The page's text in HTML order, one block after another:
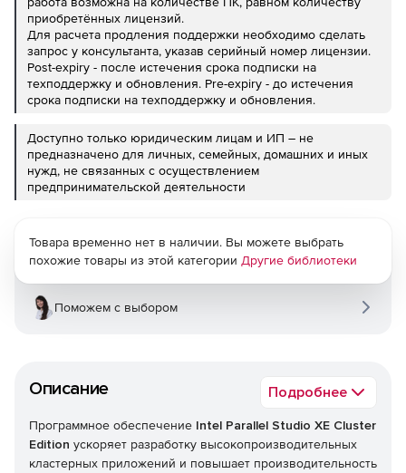
приобретённых лицензий.
Для расчета продления поддержки необходимо сделать
запрос у консультанта, указав серийный номер лицензии.
Post-expiry - после истечения срока подписки на
техподдержку и обновления. Pre-expiry - до истечения
срока подписки на техподдержку и обновления.
Доступно только юридическим лицам и ИП – не
предназначено для личных, семейных, домашних и иных
нужд, не связанных с осуществлением
предпринимательской деятельности
Описание Подробнее
Программное обеспечение Intel Parallel Studio XE Cluster
Edition ускоряет разработку высокопроизводительных
кластерных приложений и повышает производительность
Товара временно нет в наличии. Вы можете выбрать
похожие товары из этой категории Другие библиотеки
Поможем с выбором